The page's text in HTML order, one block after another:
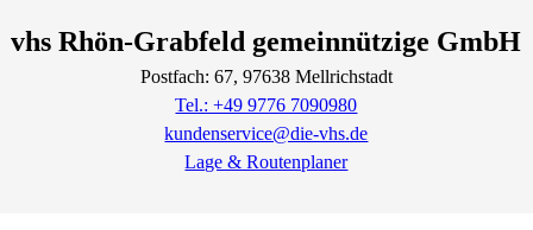
vhs Rhön-Grabfeld gemeinnützige GmbH
Postfach: 67, 97638 Mellrichstadt
Tel.: +49 9776 7090980
kundenservice@die-vhs.de
Lage & Routenplaner